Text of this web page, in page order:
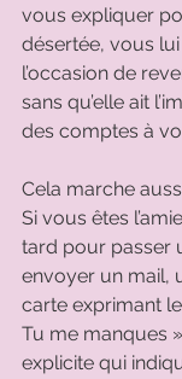
vous expliquer
désertée, vous
l’occasion de
sans qu’elle ait
des comptes à
Cela marche
Si vous êtes
tard pour passer
envoyer un mail,
carte exprimant
Tu me manques
explicite qui